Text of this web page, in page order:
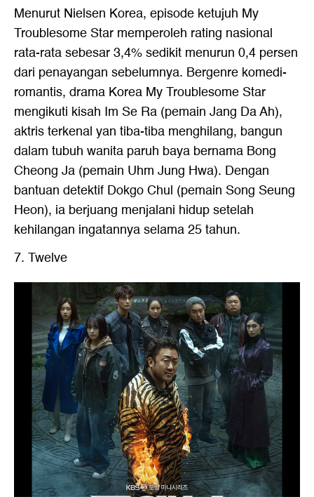
Menurut Nielsen Korea, episode ketujuh My
Troublesome Star memperoleh rating nasional
rata-rata sebesar 3,4% sedikit menurun 0,4 persen
dari penayangan sebelumnya. Bergenre komedi-
romantis, drama Korea My Troublesome Star
mengikuti kisah Im Se Ra (pemain Jang Da Ah),
aktris terkenal yan tiba-tiba menghilang, bangun
dalam tubuh wanita paruh baya bernama Bong
Cheong Ja (pemain Uhm Jung Hwa). Dengan
bantuan detektif Dokgo Chul (pemain Song Seung
Heon), ia berjuang menjalani hidup setelah
kehilangan ingatannya selama 25 tahun.
7. Twelve